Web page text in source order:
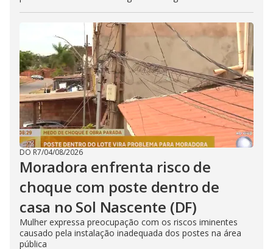
DO R7/04/08/2026
Moradora enfrenta risco de
choque com poste dentro de
casa no Sol Nascente (DF)
Mulher expressa preocupação com os riscos iminentes
causado pela instalação inadequada dos postes na área
pública